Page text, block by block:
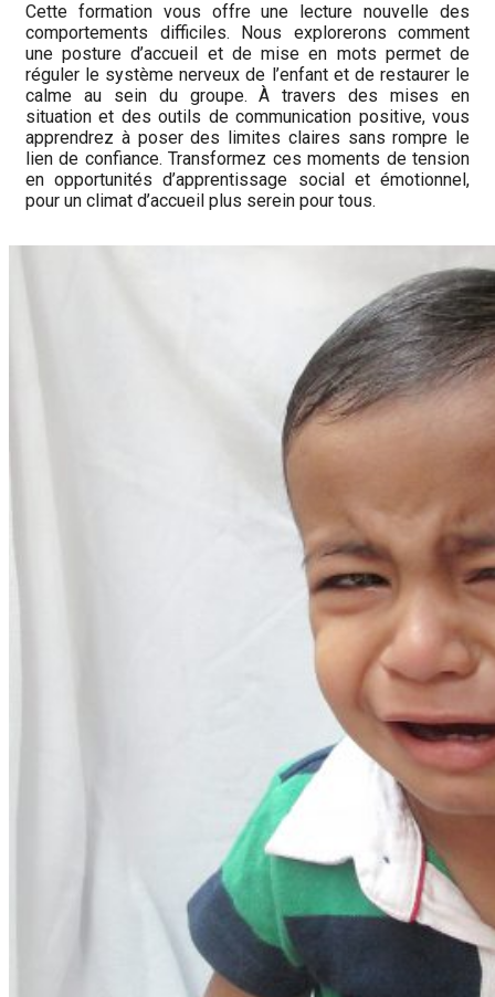
Cette formation vous offre une lecture nouvelle des
comportements difficiles. Nous explorerons comment
une posture d’accueil et de mise en mots permet de
réguler le système nerveux de l’enfant et de restaurer le
calme au sein du groupe. À travers des mises en
situation et des outils de communication positive, vous
apprendrez à poser des limites claires sans rompre le
lien de confiance. Transformez ces moments de tension
en opportunités d’apprentissage social et émotionnel,
pour un climat d’accueil plus serein pour tous.